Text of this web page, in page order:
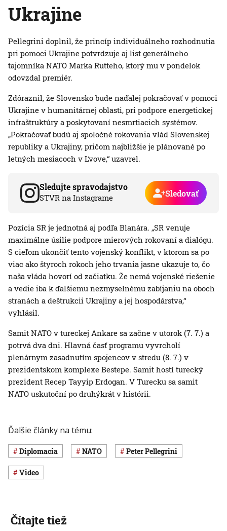
Ukrajine
Pellegrini doplnil, že princíp individuálneho rozhodnutia
pri pomoci Ukrajine potvrdzuje aj list generálneho
tajomníka NATO Marka Rutteho, ktorý mu v pondelok
odovzdal premiér.
Zdôraznil, že Slovensko bude naďalej pokračovať v pomoci
Ukrajine v humanitárnej oblasti, pri podpore energetickej
infraštruktúry a poskytovaní nesmrtiacich systémov.
„Pokračovať budú aj spoločné rokovania vlád Slovenskej
republiky a Ukrajiny, pričom najbližšie je plánované po
letných mesiacoch v Ľvove,“ uzavrel.
Sledujte spravodajstvo
STVR na Instagrame Sledovať
Pozícia SR je jednotná aj podľa Blanára. „SR venuje
maximálne úsilie podpore mierových rokovaní a dialógu.
S cieľom ukončiť tento vojenský konflikt, v ktorom sa po
viac ako štyroch rokoch jeho trvania jasne ukazuje to, čo
naša vláda hovorí od začiatku. Že nemá vojenské riešenie
a vedie iba k ďalšiemu nezmyselnému zabíjaniu na oboch
stranách a deštrukcii Ukrajiny a jej hospodárstva,“
vyhlásil.
Samit NATO v tureckej Ankare sa začne v utorok (7. 7.) a
potrvá dva dni. Hlavná časť programu vyvrcholí
plenárnym zasadnutím spojencov v stredu (8. 7.) v
prezidentskom komplexe Bestepe. Samit hostí turecký
prezident Recep Tayyip Erdogan. V Turecku sa samit
NATO uskutoční po druhýkrát v histórii.
Ďalšie články na tému:
diplomacia NATO Peter Pellegrini
Video
Čítajte tiež